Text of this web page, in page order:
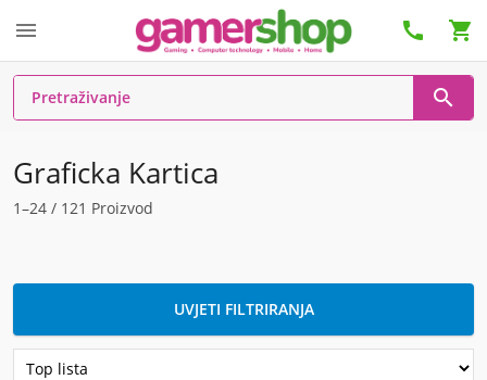
  

Graficka Kartica
1–24 / 121 Proizvod
UVJETI FILTRIRANJA